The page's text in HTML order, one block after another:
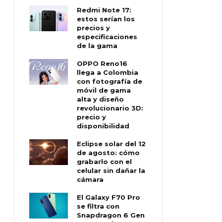
Redmi Note 17:
estos serían los
precios y
especificaciones
de la gama
OPPO Reno16
llega a Colombia
con fotografía de
móvil de gama
alta y diseño
revolucionario 3D:
precio y
disponibilidad
Eclipse solar del 12
de agosto: cómo
grabarlo con el
celular sin dañar la
cámara
El Galaxy F70 Pro
se filtra con
Snapdragon 6 Gen